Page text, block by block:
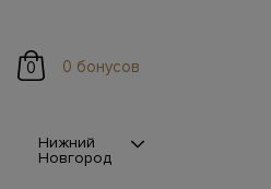
0 0 бонусов
Нижний
Новгород